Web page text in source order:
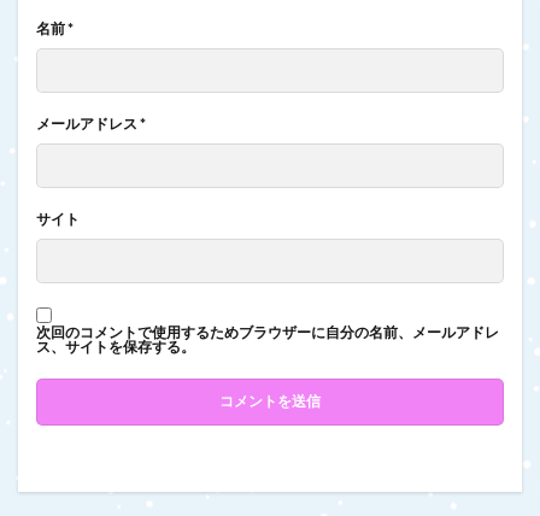
名前*
メールアドレス *
サイト
次回のコメントで使用するためブラウザーに自分の名前、メールアドレ
ス、サイトを保存する。